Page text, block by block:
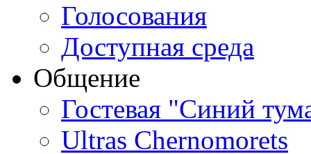
Голосования
Доступная среда
Общение
Гостевая "Синий
Ultras Chernomorets